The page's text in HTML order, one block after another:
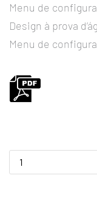
Menu de
Design à prova
Menu de
F28